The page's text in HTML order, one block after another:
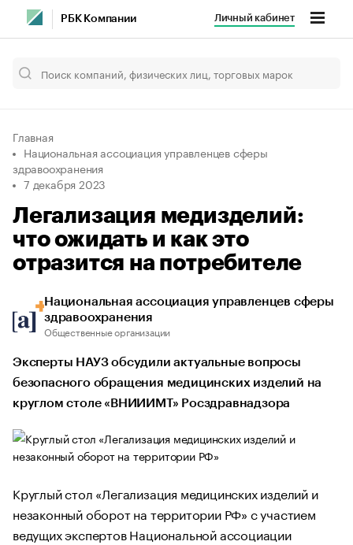
РБК Компании Личный кабинет
Главная
Национальная ассоциация управленцев сферы
здравоохранения
7 декабря 2023
Легализация медизделий:
что ожидать и как это
отразится на потребителе
Национальная ассоциация управленцев сферы
здравоохранения
Общественные организации
Эксперты НАУЗ обсудили актуальные вопросы
безопасного обращения медицинских изделий на
круглом столе «ВНИИИМТ» Росздравнадзора
Круглый стол «Легализация медицинских изделий и
незаконный оборот на территории РФ» с участием
ведущих экспертов Национальной ассоциации